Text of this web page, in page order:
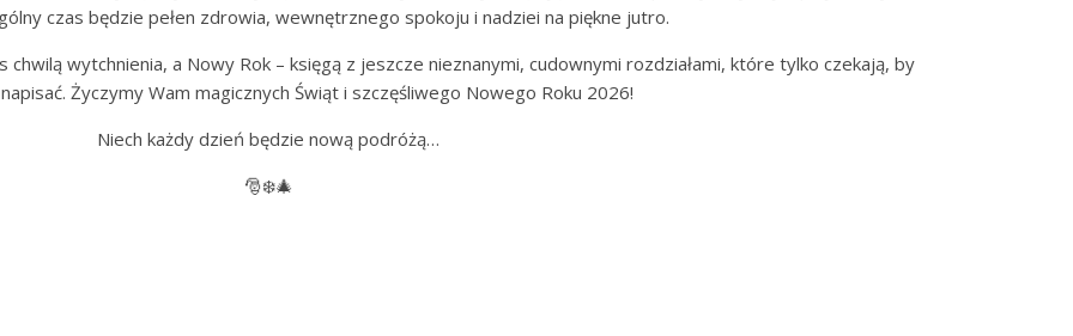
czas będzie pełen zdrowia, wewnętrznego spokoju i nadziei na piękne jutro.
chwilą wytchnienia, a Nowy Rok – księgą z jeszcze nieznanymi, cudownymi rozdziałami, które tylko czekają, by
Życzymy Wam magicznych Świąt i szczęśliwego Nowego Roku 2026!
Niech każdy dzień będzie nową podróżą…
🎅❄️🎄